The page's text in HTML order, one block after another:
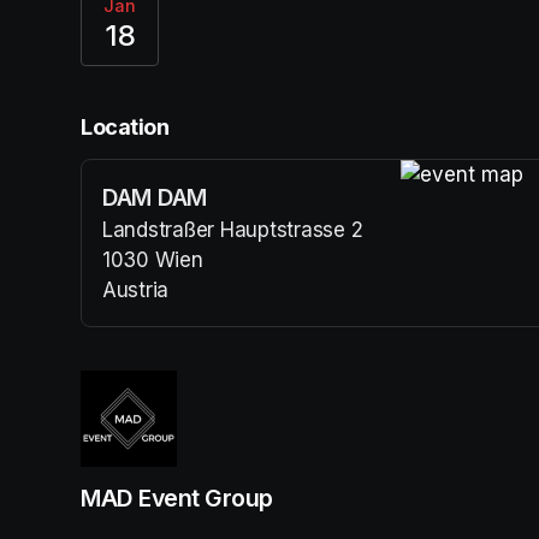
Jan
18
Location
DAM DAM
Landstraßer Hauptstrasse 2
1030 Wien
Austria
(opens in a new tab)
MAD Event Group